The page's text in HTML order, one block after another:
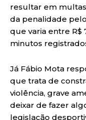
resultar em
da penalidade
que varia entre R$
minutos
Já Fábio Mota
que trata de
violência, grave
deixar de fazer
legislação